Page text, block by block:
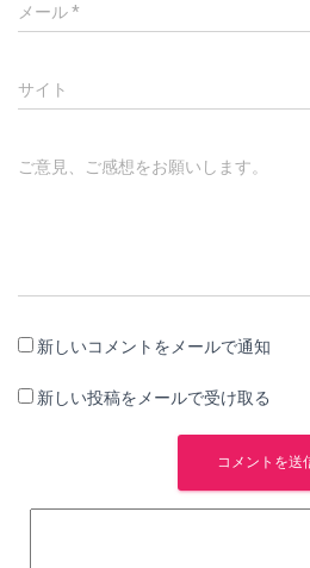
メール*
サイト
ご意見、ご感想をお願いします。
新しいコメントをメールで通知
新しい投稿をメールで受け取る